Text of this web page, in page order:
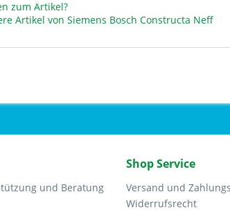
zum Artikel?
Artikel von Siemens Bosch Constructa Neff
und Beratung
Shop Service
Versand und
Widerrufsrecht